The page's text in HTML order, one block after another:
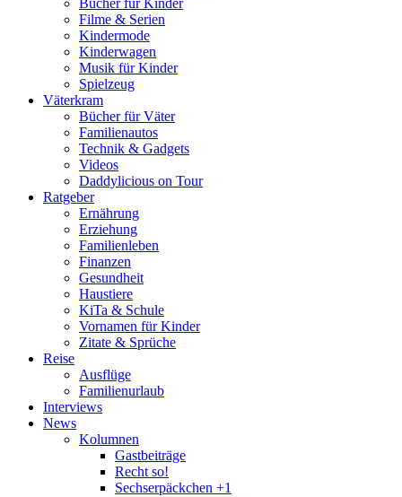
Bücher für Kinder
Filme & Serien
Kindermode
Kinderwagen
Musik für Kinder
Spielzeug
Väterkram
Bücher für Väter
Familienautos
Technik & Gadgets
Videos
Daddylicious on Tour
Ratgeber
Ernährung
Erziehung
Familienleben
Finanzen
Gesundheit
Haustiere
KiTa & Schule
Vornamen für Kinder
Zitate & Sprüche
Reise
Ausflüge
Familienurlaub
Interviews
News
Kolumnen
Gastbeiträge
Recht so!
Sechserpäckchen +1